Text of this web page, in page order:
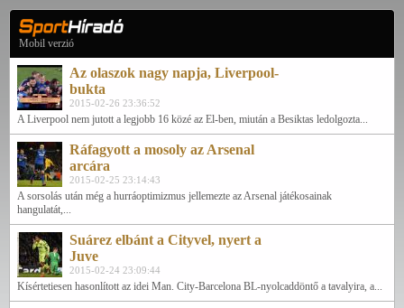
Mobil verzió
Az olaszok nagy napja, Liverpool-
bukta
2015-02-26 23:36:52
A Liverpool nem jutott a legjobb 16 közé az El-ben, miután a Besiktas ledolgozta...
Ráfagyott a mosoly az Arsenal
arcára
2015-02-25 23:14:43
A sorsolás után még a hurráoptimizmus jellemezte az Arsenal játékosainak
hangulatát,...
Suárez elbánt a Cityvel, nyert a
Juve
2015-02-24 23:09:44
Kísértetiesen hasonlított az idei Man. City-Barcelona BL-nyolcaddöntő a tavalyira, a...